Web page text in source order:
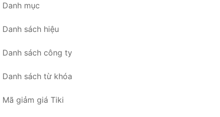
Danh mục
Danh sách hiệu
Danh sách công ty
Danh sách từ khóa
Mã giảm giá Tiki